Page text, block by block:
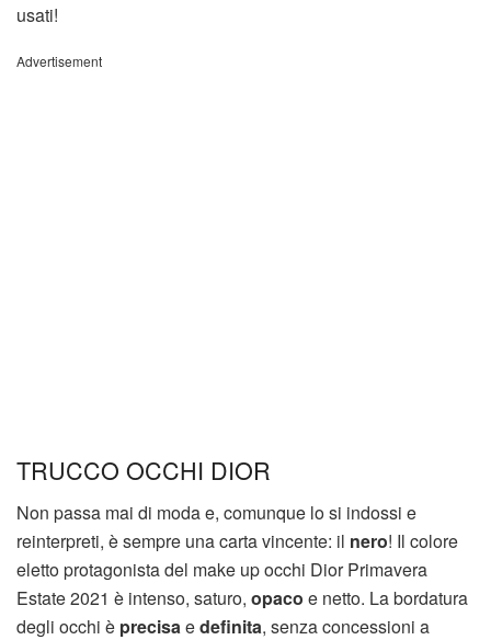
usati!
Advertisement
TRUCCO OCCHI DIOR
Non passa mai di moda e, comunque lo si indossi e
reinterpreti, è sempre una carta vincente: il nero! Il colore
eletto protagonista del make up occhi Dior Primavera
Estate 2021 è intenso, saturo, opaco e netto. La bordatura
degli occhi è precisaedefinita, senza concessioni a